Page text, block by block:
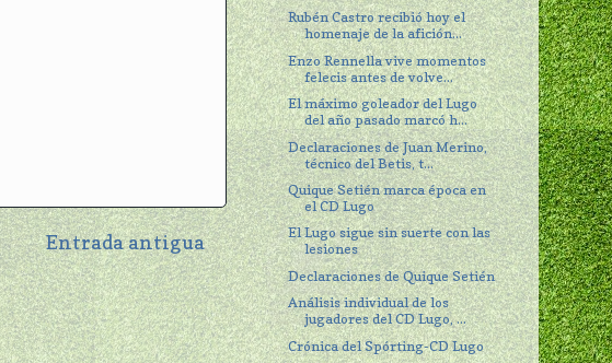
Entrada antigua
Rubén Castro recibió hoy el
homenaje de la afición...
Enzo Rennella vive momentos
felecis antes de volve...
El máximo goleador del Lugo
del año pasado marcó h...
Declaraciones de Juan Merino,
técnico del Betis, t...
Quique Setién marca época en
el CD Lugo
El Lugo sigue sin suerte con las
lesiones
Declaraciones de Quique Setién
Análisis individual de los
jugadores del CD Lugo, ...
Crónica del Spórting-CD Lugo